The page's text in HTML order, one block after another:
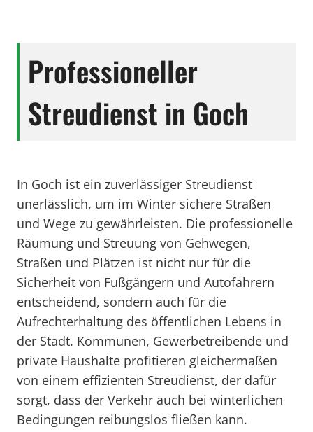
Professioneller
Streudienst in Goch
In Goch ist ein zuverlässiger Streudienst
unerlässlich, um im Winter sichere Straßen
und Wege zu gewährleisten. Die professionelle
Räumung und Streuung von Gehwegen,
Straßen und Plätzen ist nicht nur für die
Sicherheit von Fußgängern und Autofahrern
entscheidend, sondern auch für die
Aufrechterhaltung des öffentlichen Lebens in
der Stadt. Kommunen, Gewerbetreibende und
private Haushalte profitieren gleichermaßen
von einem effizienten Streudienst, der dafür
sorgt, dass der Verkehr auch bei winterlichen
Bedingungen reibungslos fließen kann.